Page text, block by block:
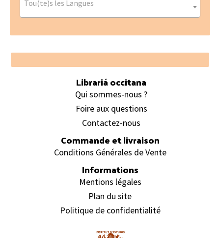
Tou(te)s les Langues
Footer
Librariá occitana
Qui sommes-nous ?
Foire aux questions
Contactez-nous
Commande et livraison
Conditions Générales de Vente
Informations
Mentions légales
Plan du site
Politique de confidentialité